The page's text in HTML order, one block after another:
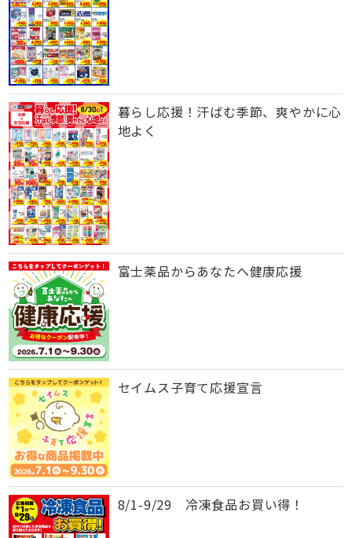
暮らし応援！汗ばむ季節、爽やかに心
地よく
富士薬品からあなたへ健康応援
セイムス子育て応援宣言
8/1-9/29 冷凍食品お買い得！